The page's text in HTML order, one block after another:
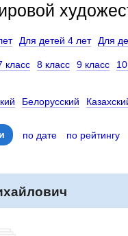
Для детей 4 лет Для
класс 8 класс 9 класс
Белорусский
по дате по рейтингу